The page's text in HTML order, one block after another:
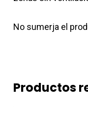
No sumerja el
Productos